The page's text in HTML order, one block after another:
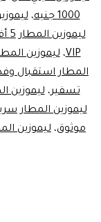
1000 جنيه
،
ليموزين المطار 5 أفراد
VIP،ليموزين
المطار استقبال
تسفير،ليموزين
ليموزين المطار
موثوق، ليموزين